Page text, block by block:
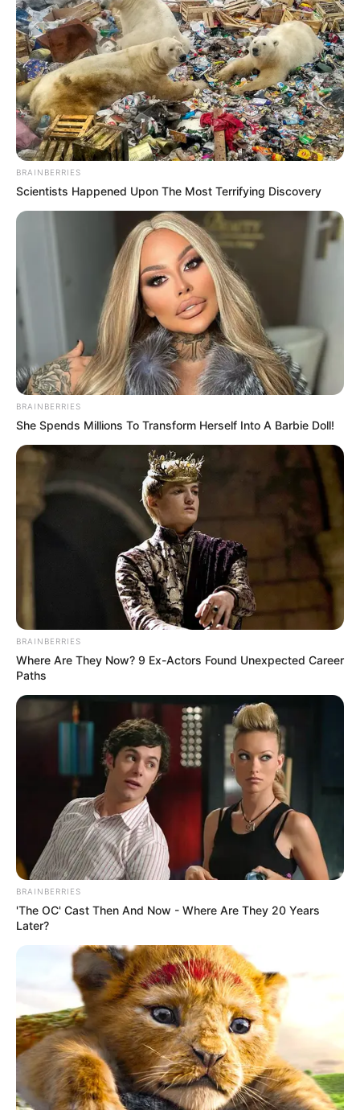
BRAINBERRIES
Scientists Happened Upon The Most Terrifying Discovery
BRAINBERRIES
She Spends Millions To Transform Herself Into A Barbie Doll!
BRAINBERRIES
Where Are They Now? 9 Ex-Actors Found Unexpected Career
Paths
BRAINBERRIES
'The OC' Cast Then And Now - Where Are They 20 Years
Later?